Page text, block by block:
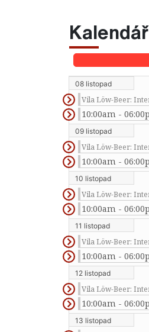
08 listopad
Vila Löw-Beer:
10:00am -
09 listopad
Vila Löw-Beer:
10:00am -
10 listopad
Vila Löw-Beer:
10:00am -
11 listopad
Vila Löw-Beer:
10:00am -
12 listopad
Vila Löw-Beer:
10:00am -
13 listopad